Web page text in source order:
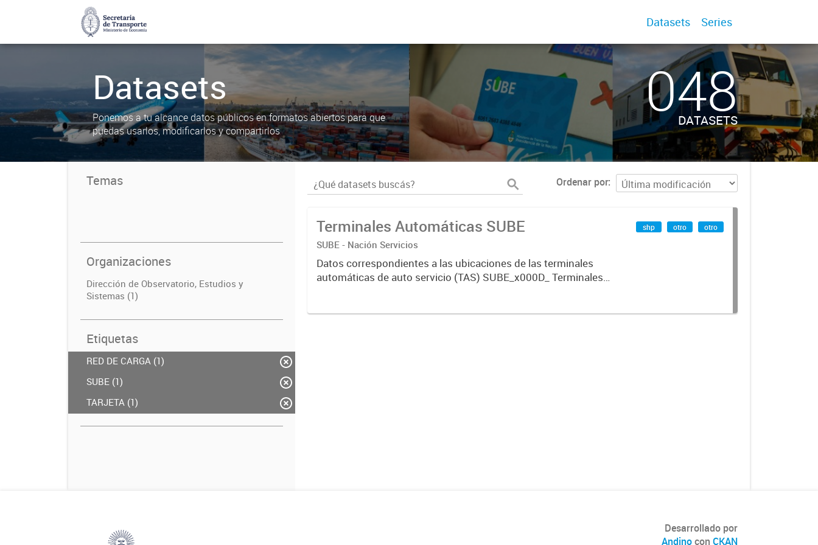
Datasets Series
Datasets
Ponemos a tu alcance datos públicos en formatos abiertos para que
puedas usarlos, modificarlos y compartirlos
048
DATASETS
Temas
Organizaciones
Dirección de Observatorio, Estudios y
Sistemas (1)
Etiquetas
RED DE CARGA (1)
SUBE (1)
TARJETA (1)
Ordenar por
Terminales Automáticas SUBE
SUBE - Nación Servicios
Datos correspondientes a las ubicaciones de las terminales
automáticas de auto servicio (TAS) SUBE_x000D_ Terminales
shp otro otro
Desarrollado por
Andinocon CKAN